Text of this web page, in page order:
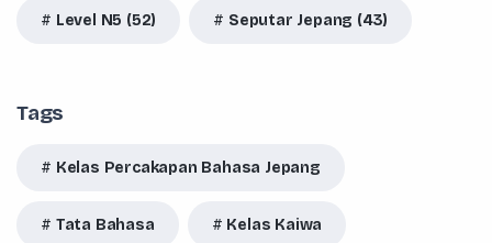
Level N5 (52) Seputar Jepang (43)
Tags
Kelas Percakapan Bahasa Jepang
Tata Bahasa Kelas Kaiwa